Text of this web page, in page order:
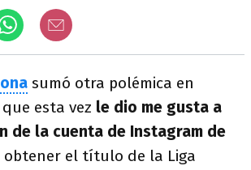
sumó otra polémica en
esta vez le dio me gusta a
de la cuenta de Instagram de
obtener el título de la Liga